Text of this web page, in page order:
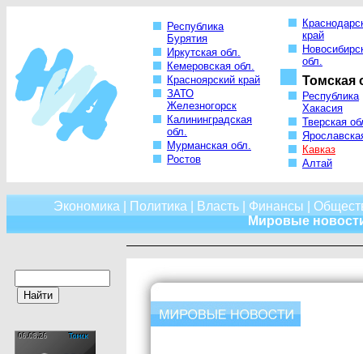
Республика
Бурятия
Иркутская обл.
Кемеровская обл.
Красноярский край
ЗАТО
Железногорск
Калининградская
обл.
Мурманская обл.
Ростов
край
обл.
Томская
Республика
Хакасия
Тверская
Кавказ
Алтай
Экономика Политика Власть| Финансы
Мировые